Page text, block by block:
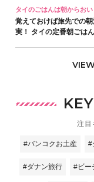
タイのごはんは朝からおい
覚えておけば旅先での
実！ タイの定番朝ごは
KEY
注目
#バンコクお土産 #
#ダナン旅行 #ビー